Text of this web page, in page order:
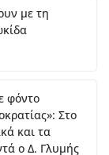
με τη
φόντο
Στο
και τα
ο Δ. Γλυμής